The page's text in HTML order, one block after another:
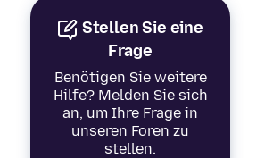
Stellen Sie eine
Frage
Benötigen Sie weitere
Hilfe? Melden Sie sich
an, um Ihre Frage in
unseren Foren zu
stellen.